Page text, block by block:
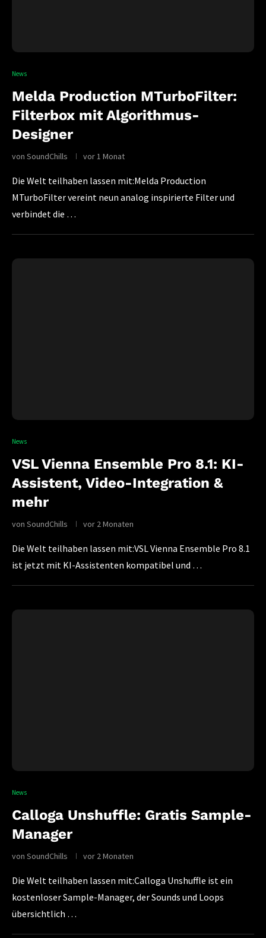
News
Melda Production MTurboFilter:
Filterbox mit Algorithmus-
Designer
von SoundChills vor 1 Monat
Die Welt teilhaben lassen mit:Melda Production
MTurboFilter vereint neun analog inspirierte Filter und
verbindet die …
News
VSL Vienna Ensemble Pro 8.1: KI-
Assistent, Video-Integration &
mehr
von SoundChills vor 2 Monaten
Die Welt teilhaben lassen mit:VSL Vienna Ensemble Pro 8.1
ist jetzt mit KI-Assistenten kompatibel und …
News
Calloga Unshuffle: Gratis Sample-
Manager
von SoundChills vor 2 Monaten
Die Welt teilhaben lassen mit:Calloga Unshuffle ist ein
kostenloser Sample-Manager, der Sounds und Loops
übersichtlich …